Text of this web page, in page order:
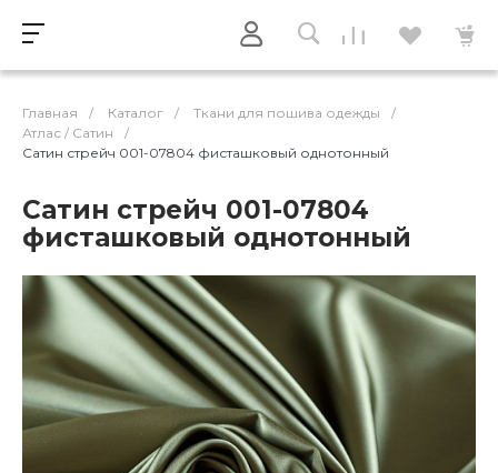
Главная / Каталог / Ткани для пошива одежды
/
Атлас / Cатин
/
Сатин стрейч 001-07804 фисташковый однотонный
Сатин стрейч 001-07804
фисташковый однотонный